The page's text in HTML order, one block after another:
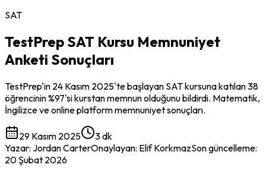
SAT
TestPrep SAT Kursu Memnuniyet
Anketi Sonuçları
TestPrep'in 24 Kasım 2025'te başlayan SAT kursuna katılan 38
öğrencinin %97'si kurstan memnun olduğunu bildirdi. Matematik,
İngilizce ve online platform memnuniyet sonuçları.
29 Kasım 2025
3 dk
Yazar: Jordan CarterOnaylayan: Elif KorkmazSon güncelleme:
20 Şubat 2026